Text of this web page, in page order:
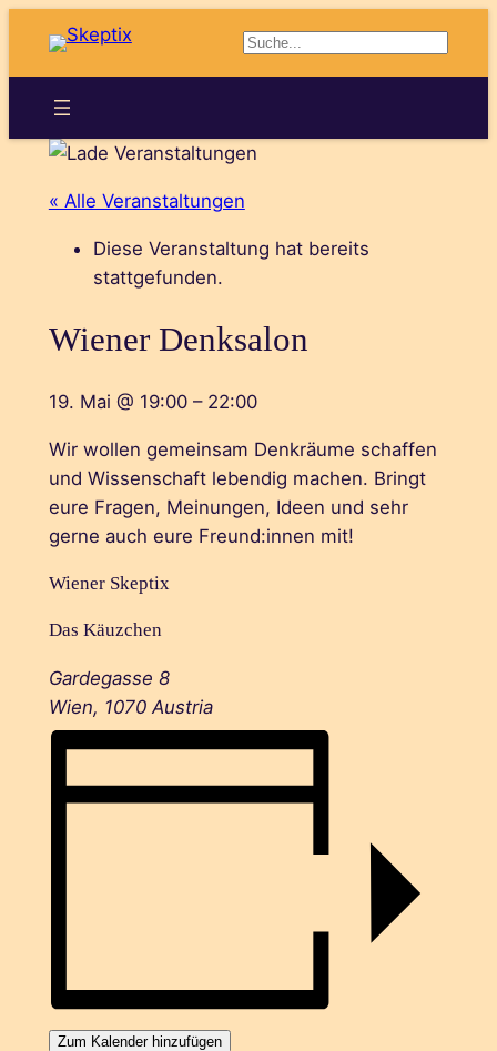
Suchen
« Alle Veranstaltungen
Diese Veranstaltung hat bereits
stattgefunden.
Wiener Denksalon
19. Mai @ 19:00 – 22:00
Wir wollen gemeinsam Denkräume schaffen
und Wissenschaft lebendig machen. Bringt
eure Fragen, Meinungen, Ideen und sehr
gerne auch eure Freund:innen mit!
Wiener Skeptix
Das Käuzchen
Gardegasse 8
Wien, 1070 Austria
Zum Kalender hinzufügen